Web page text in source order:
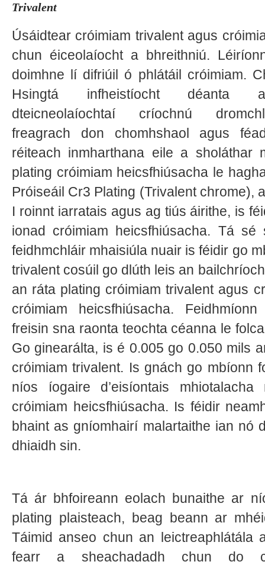
Trivalent
Úsáidtear cróimiam trivalent agus
chun éiceolaíocht a bhreithniú.
doimhne lí difriúil ó phlátáil cróimiam.
Hsingtá infheistíocht
dteicneolaíochtaí críochnú
freagrach don chomhshaol agus
réiteach inmharthana eile a sholáthar
plating cróimiam heicsfhiúsacha le
Próiseáil Cr3 Plating (Trivalent chrome),
I roinnt iarratais agus ag tiús áirithe, is
ionad cróimiam heicsfhiúsacha. Tá
feidhmchláir mhaisiúla nuair is féidir go
trivalent cosúil go dlúth leis an
an ráta plating cróimiam trivalent agus
cróimiam heicsfhiúsacha.
freisin sna raonta teochta céanna le
Go ginearálta, is é 0.005 go 0.050 mils
cróimiam trivalent. Is gnách go mbíonn
níos íogaire d’eisíontais
cróimiam heicsfhiúsacha. Is féidir
bhaint as gníomhairí malartaithe ian nó
dhiaidh sin.
Tá ár bhfoireann eolach bunaithe ar
plating plaisteach, beag beann ar
Táimid anseo chun an leictreaphlátála
fearr a sheachadadh chun do